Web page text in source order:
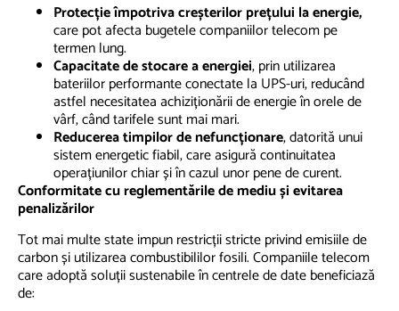
Protecție împotriva creșterilor prețului la energie,
care pot afecta bugetele companiilor telecom pe
termen lung.
Capacitate de stocare a energiei, prin utilizarea
bateriilor performante conectate la UPS-uri, reducând
astfel necesitatea achiziționării de energie în orele de
vârf, când tarifele sunt mai mari.
Reducerea timpilor de nefuncționare, datorită unui
sistem energetic fiabil, care asigură continuitatea
operațiunilor chiar și în cazul unor pene de curent.
Conformitate cu reglementările de mediu și evitarea
penalizărilor
Tot mai multe state impun restricții stricte privind emisiile de
carbon și utilizarea combustibililor fosili. Companiile telecom
care adoptă soluții sustenabile în centrele de date beneficiază
de: